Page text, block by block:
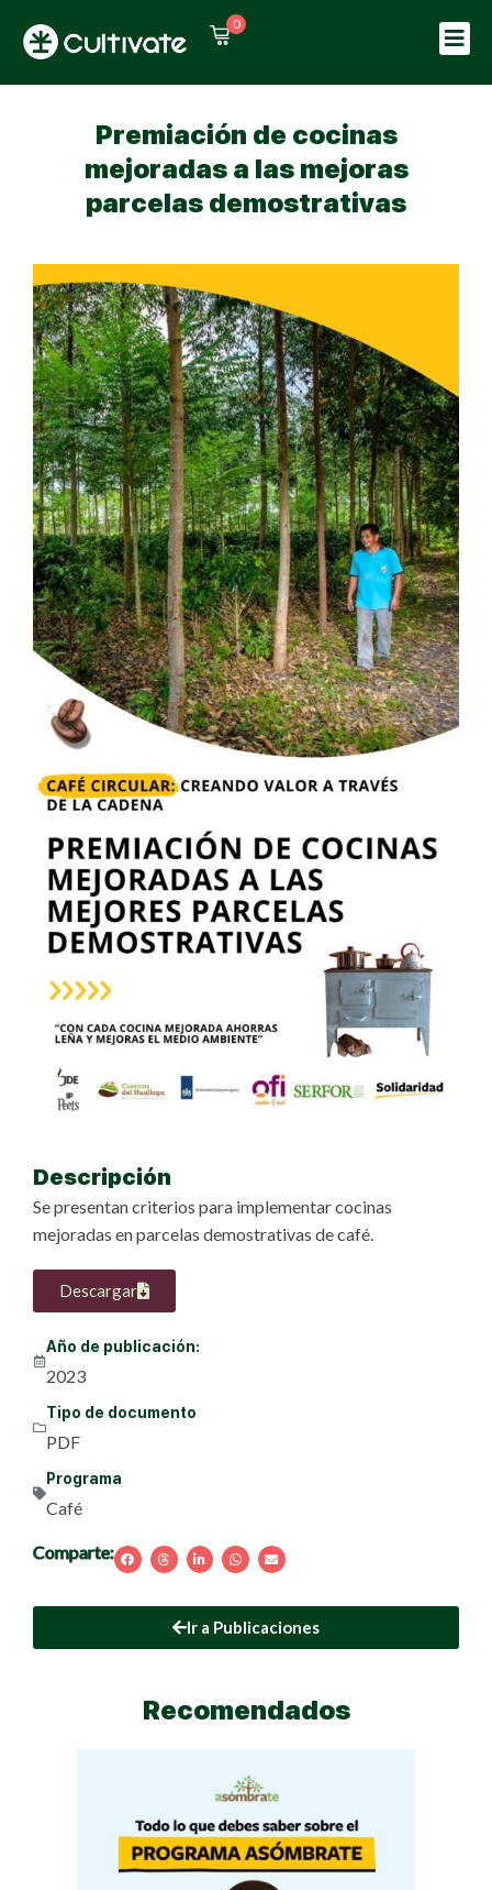
0
Premiación de cocinas
mejoradas a las mejoras
parcelas demostrativas
Descripción
Se presentan criterios para implementar cocinas
mejoradas en parcelas demostrativas de café.
Descargar
Año de publicación:
2023
Tipo de documento
PDF
Programa
Café
Comparte:
Ir a Publicaciones
Recomendados
Sign in
Don’t have an account?Sign up
Remember me Lost your password?